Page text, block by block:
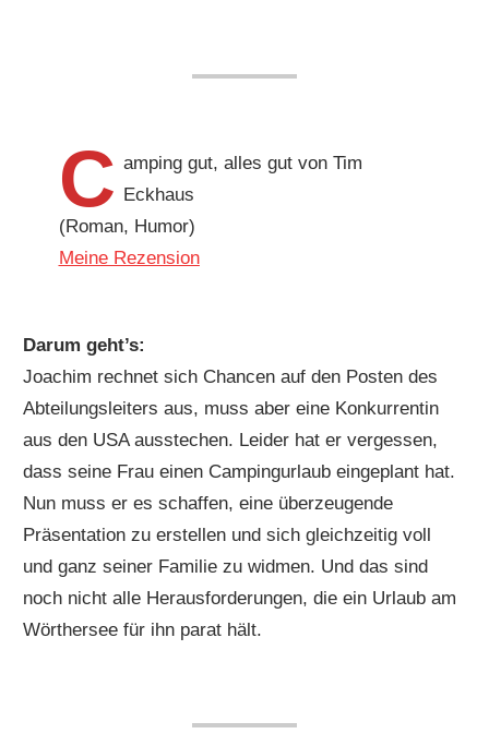
C amping gut, alles gut von Tim
Eckhaus
(Roman, Humor)
Meine Rezension
Darum geht’s:
Joachim rechnet sich Chancen auf den Posten des
Abteilungsleiters aus, muss aber eine Konkurrentin
aus den USA ausstechen. Leider hat er vergessen,
dass seine Frau einen Campingurlaub eingeplant hat.
Nun muss er es schaffen, eine überzeugende
Präsentation zu erstellen und sich gleichzeitig voll
und ganz seiner Familie zu widmen. Und das sind
noch nicht alle Herausforderungen, die ein Urlaub am
Wörthersee für ihn parat hält.